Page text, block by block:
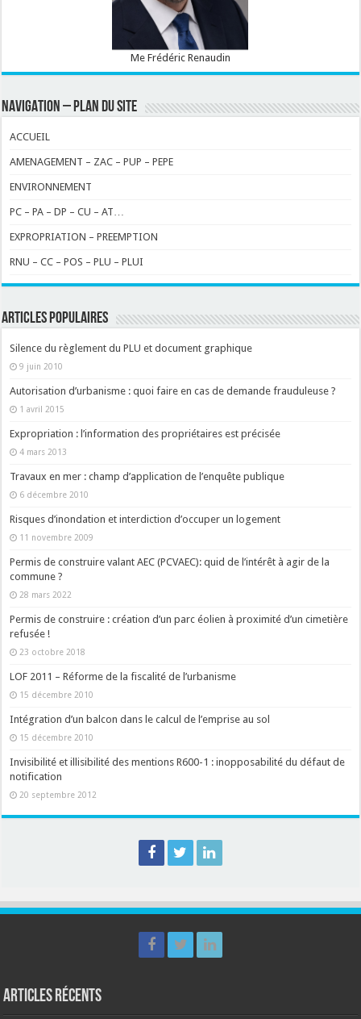
Me Frédéric Renaudin
NAVIGATION – PLAN DU SITE
ACCUEIL
AMENAGEMENT – ZAC – PUP – PEPE
ENVIRONNEMENT
PC – PA – DP – CU – AT…
EXPROPRIATION – PREEMPTION
RNU – CC – POS – PLU – PLUI
ARTICLES POPULAIRES
Silence du règlement du PLU et document graphique
9 juin 2010
Autorisation d’urbanisme : quoi faire en cas de demande frauduleuse ?
1 avril 2015
Expropriation : l’information des propriétaires est précisée
4 mars 2013
Travaux en mer : champ d’application de l’enquête publique
6 décembre 2010
Risques d’inondation et interdiction d’occuper un logement
11 novembre 2009
Permis de construire valant AEC (PCVAEC): quid de l’intérêt à agir de la
commune ?
28 mars 2022
Permis de construire : création d’un parc éolien à proximité d’un cimetière
refusée !
23 octobre 2018
LOF 2011 – Réforme de la fiscalité de l’urbanisme
15 décembre 2010
Intégration d’un balcon dans le calcul de l’emprise au sol
15 décembre 2010
Invisibilité et illisibilité des mentions R600-1 : inopposabilité du défaut de
notification
20 septembre 2012
Articles récents